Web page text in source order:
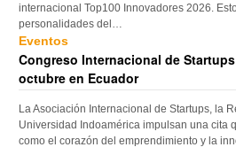
internacional Top100 Innovadores 2026.
personalidades del…
Eventos
Congreso Internacional de
octubre en Ecuador
La Asociación Internacional de Startups, la
Universidad Indoamérica impulsan una cita
como el corazón del emprendimiento y la